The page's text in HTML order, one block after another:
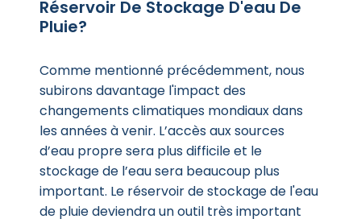
Réservoir De Stockage D'eau De
Pluie?
Comme mentionné précédemment, nous
subirons davantage l'impact des
changements climatiques mondiaux dans
les années à venir. L’accès aux sources
d’eau propre sera plus difficile et le
stockage de l’eau sera beaucoup plus
important. Le réservoir de stockage de l'eau
de pluie deviendra un outil très important